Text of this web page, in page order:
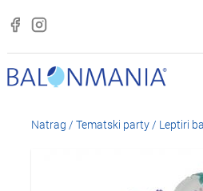
Natrag / Tematski party/ Leptiri